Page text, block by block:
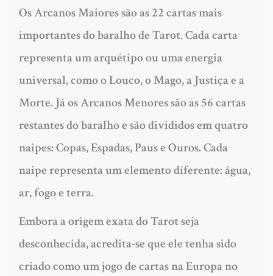
Os Arcanos Maiores são as 22 cartas mais
importantes do baralho de Tarot. Cada carta
representa um arquétipo ou uma energia
universal, como o Louco, o Mago, a Justiça e a
Morte. Já os Arcanos Menores são as 56 cartas
restantes do baralho e são divididos em quatro
naipes: Copas, Espadas, Paus e Ouros. Cada
naipe representa um elemento diferente: água,
ar, fogo e terra.
Embora a origem exata do Tarot seja
desconhecida, acredita-se que ele tenha sido
criado como um jogo de cartas na Europa no